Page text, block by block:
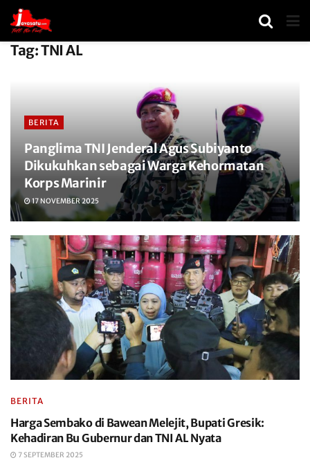
Tag:TNI AL
BERITA
Panglima TNI Jenderal Agus Subiyanto
Dikukuhkan sebagai Warga Kehormatan
Korps Marinir
17 NOVEMBER 2025
BERITA
Harga Sembako di Bawean Melejit, Bupati Gresik:
Kehadiran Bu Gubernur dan TNI AL Nyata
7 SEPTEMBER 2025